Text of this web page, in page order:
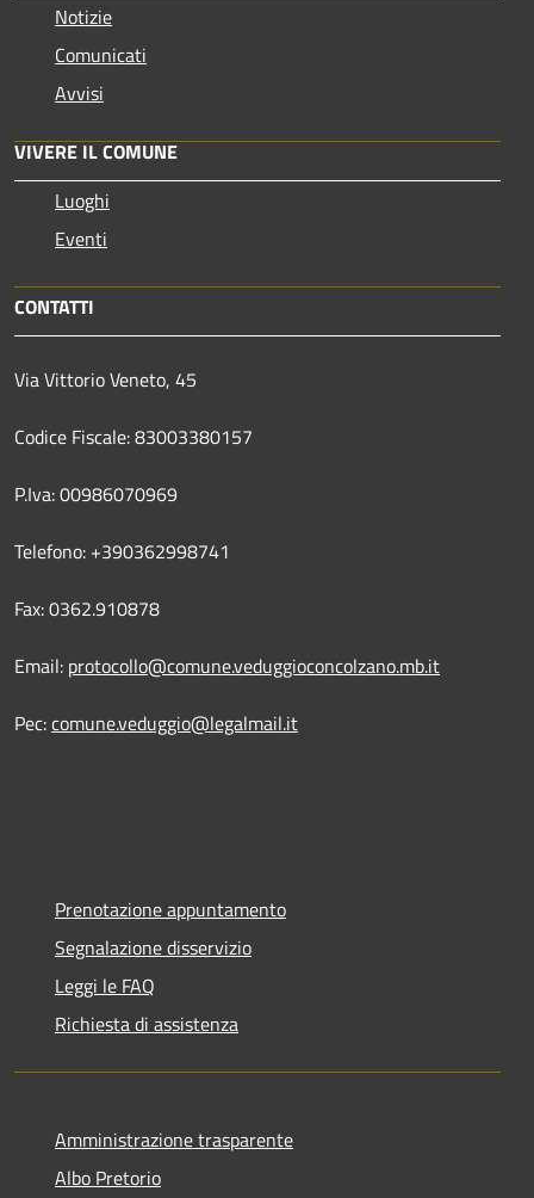
Notizie
Comunicati
Avvisi
VIVERE IL COMUNE
Luoghi
Eventi
CONTATTI
Via Vittorio Veneto, 45
Codice Fiscale: 83003380157
P.Iva: 00986070969
Telefono: +390362998741
Fax: 0362.910878
Email: protocollo@comune.veduggioconcolzano.mb.it
Pec:comune.veduggio@legalmail.it
Prenotazione appuntamento
Segnalazione disservizio
Leggi le FAQ
Richiesta di assistenza
Amministrazione trasparente
Albo Pretorio